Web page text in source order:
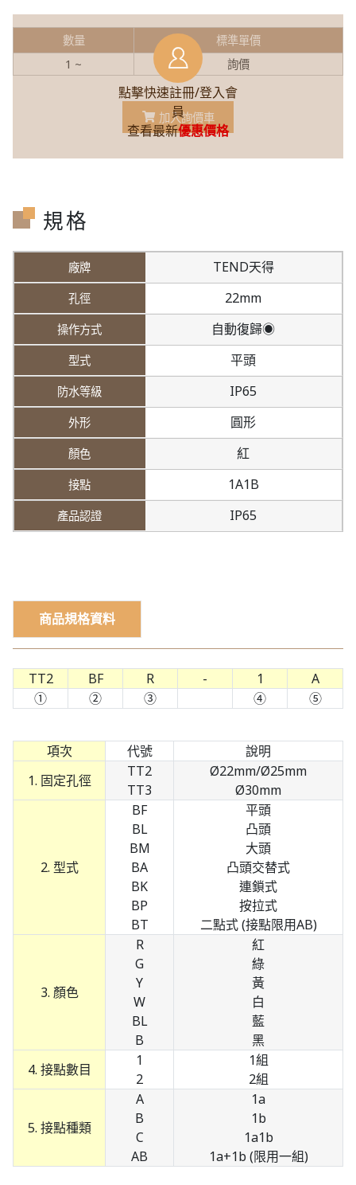
點擊快速註冊/登入會
員
查看最新優惠價格
數量
標準單價
1 ~
詢價
加入詢價車
規格
TEND天得
22mm
自動復歸◉
平頭
IP65
圓形
紅
1A1B
IP65
商品規格資料
TT2 BF R - 1
A
①
② ③ ④ ⑤
項次 代號
說明
1. 固定孔徑
TT2
TT3
Ø22mm/Ø25mm
Ø30mm
2. 型式
BF
BL
BM
BA
BK
BP
BT
平頭
凸頭
大頭
凸頭交替式
連鎖式
按拉式
二點式 (接點限用AB)
3. 顏色
R
G
Y
W
BL
B
紅
綠
黃
白
藍
黑
4. 接點數目
1
2
1組
2組
5. 接點種類
A
B
C
AB
1a
1b
1a1b
1a+1b (限用一組)